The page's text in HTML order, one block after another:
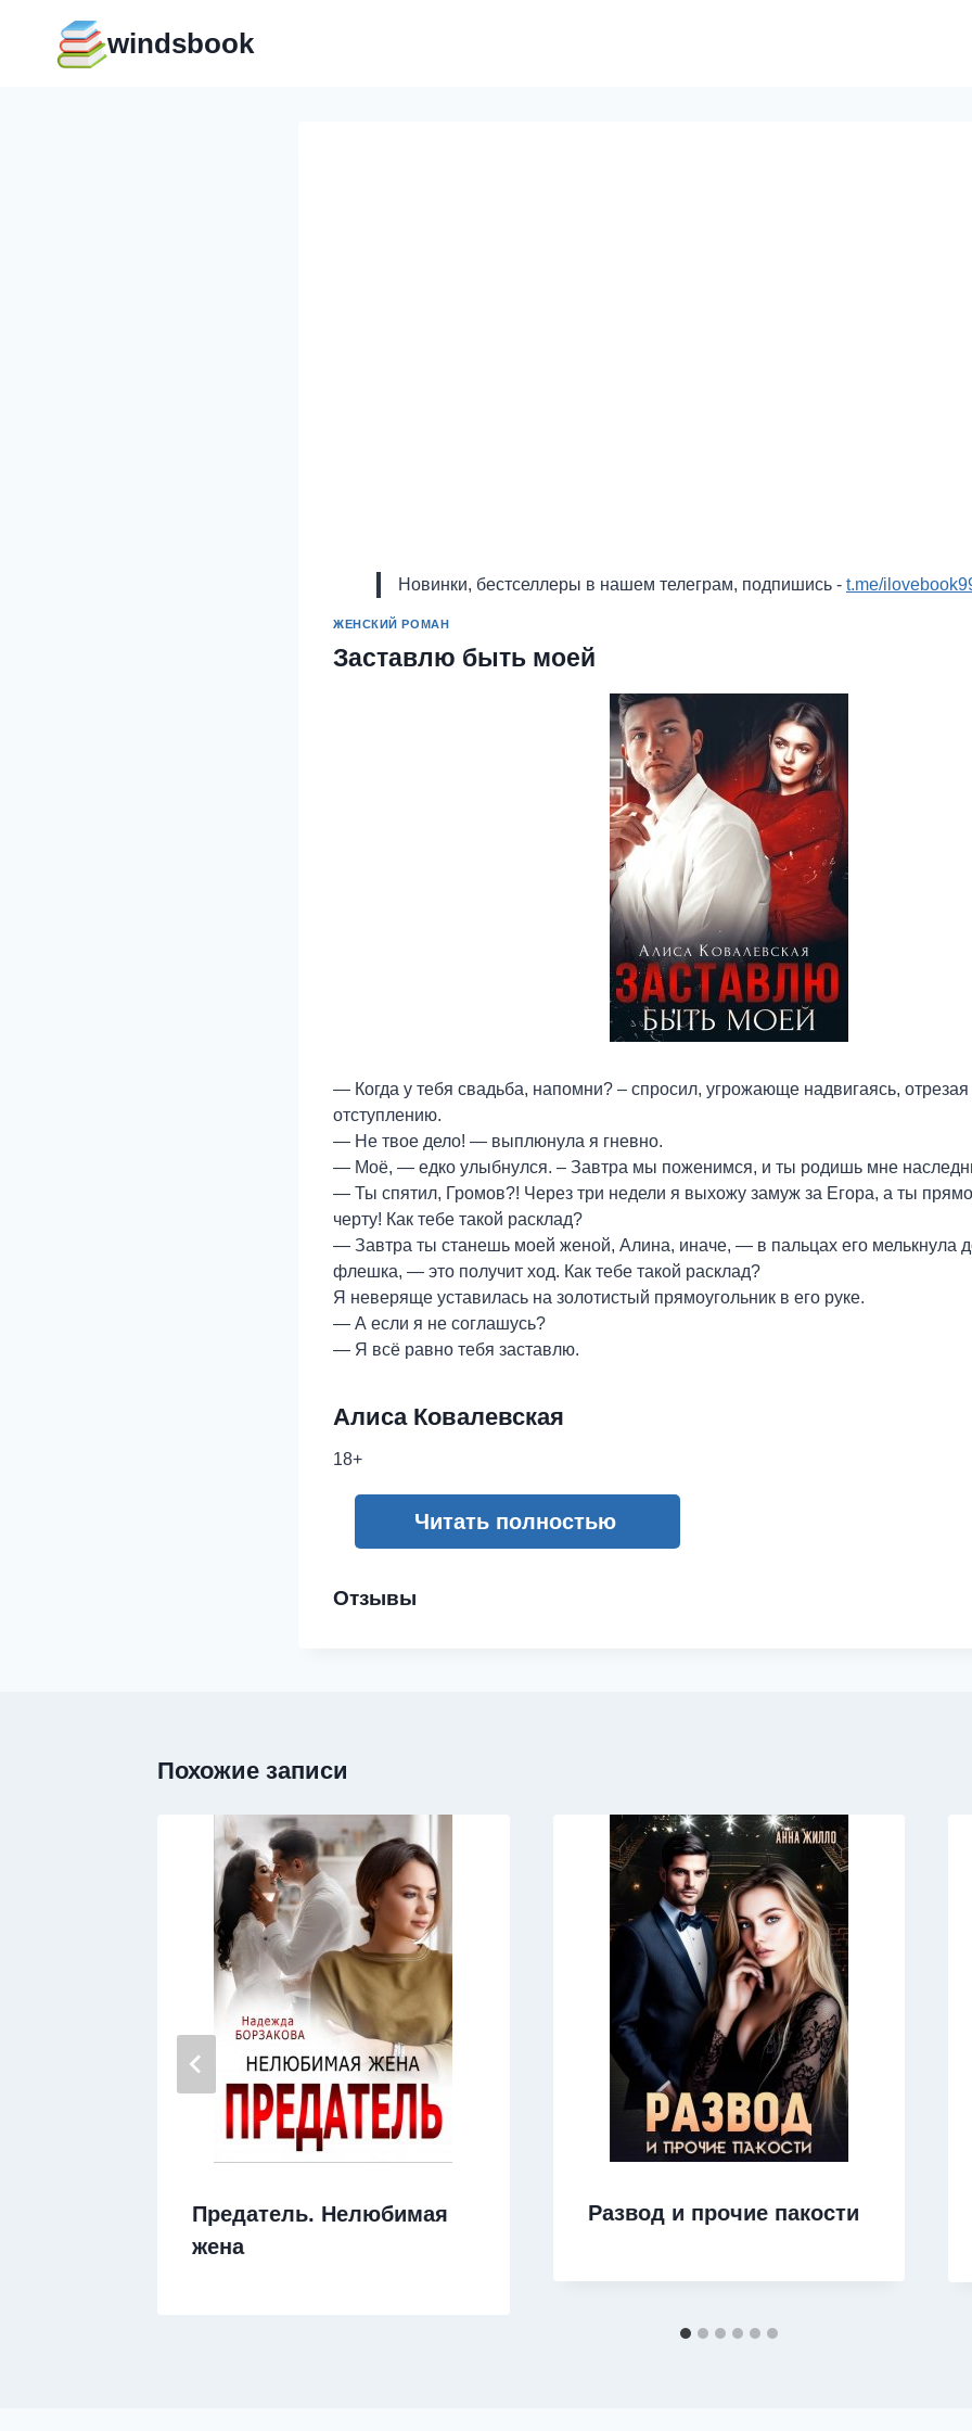
содержимому
windsbook
Новинки, бестселлеры в нашем телеграм, подпишись - t.me/
ЖЕНСКИЙ РОМАН
Заставлю быть моей
— Когда у тебя свадьба, напомни? – спросил, угрожающе надвигаясь, отрезая
отступлению.
— Не твое дело! — выплюнула я гневно.
— Моё, — едко улыбнулся. – Завтра мы поженимся, и ты родишь мне
— Ты спятил, Громов?! Через три недели я выхожу замуж за Егора, а ты
черту! Как тебе такой расклад?
— Завтра ты станешь моей женой, Алина, иначе, — в пальцах его мелькнула
флешка, — это получит ход. Как тебе такой расклад?
Я неверяще уставилась на золотистый прямоугольник в его руке.
— А если я не соглашусь?
— Я всё равно тебя заставлю.
Алиса Ковалевская
18+
Читать полностью
Отзывы
Похожие записи
Предатель. Нелюбимая
жена
Развод и прочие пакости